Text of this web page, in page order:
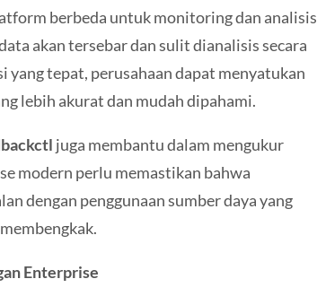
berbeda untuk monitoring dan analisis
akan tersebar dan sulit dianalisis secara
yang tepat, perusahaan dapat menyatukan
lebih akurat dan mudah dipahami.
juga membantu dalam mengukur
modern perlu memastikan bahwa
dengan penggunaan sumber daya yang
Enterprise